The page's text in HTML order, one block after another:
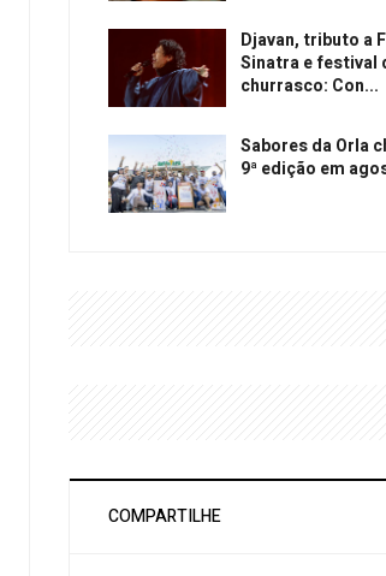
Djavan, tributo a
Sinatra e festival
churrasco: Con...
Sabores da Orla
9ª edição em
COMPARTILHE